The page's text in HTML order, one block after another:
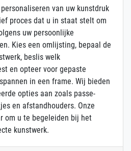
van uw kunstdruk
proces dat u in staat stelt om
uw persoonlijke
Kies een omlijsting, bepaal de
beslis welk
en opteer voor gepaste
in een frame. Wij bieden
opties aan zoals passe-
en afstandhouders. Onze
om u te begeleiden bij het
kunstwerk.